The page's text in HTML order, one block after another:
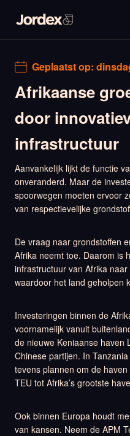
Geplaatst op:
Afrikaanse
door
infrastructuur
Aanvankelijk lijkt de functie
onveranderd. Maar de
spoorwegen moeten ervoor
van respectievelijke
De vraag naar grondstoffen
Afrika neemt toe. Daarom is
infrastructuur van Afrika
waardoor het land geholpen
Investeringen binnen de
voornamelijk vanuit
de nieuwe Keniaanse haven
Chinese partijen. In
tevens plannen om de
TEU tot Afrika’s grootste
Ook binnen Europa houdt
van kansen. Neem de APM